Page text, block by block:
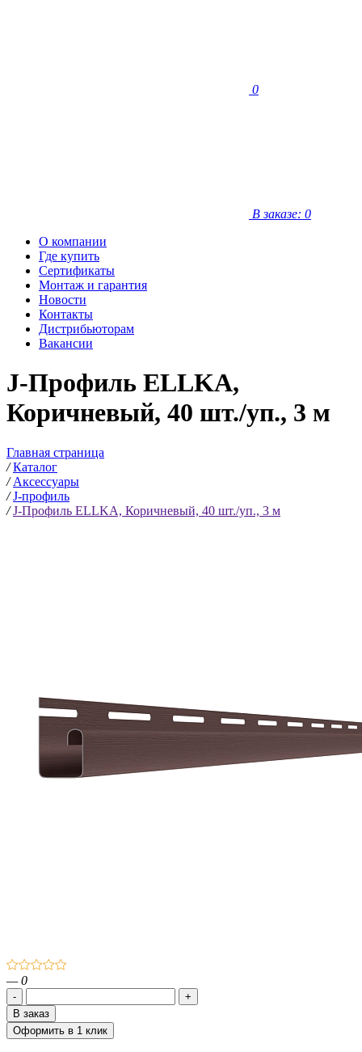
0
В заказе: 0
О компании
Где купить
Сертификаты
Монтаж и гарантия
Новости
Контакты
Дистрибьюторам
Вакансии
J-Профиль ELLKA,
Коричневый, 40 шт./уп., 3 м
Главная страница
/Каталог
/Аксессуары
/J-профиль
/J-Профиль ELLKA, Коричневый, 40 шт./уп., 3 м
— 0
-
+
В заказ
Оформить в 1 клик